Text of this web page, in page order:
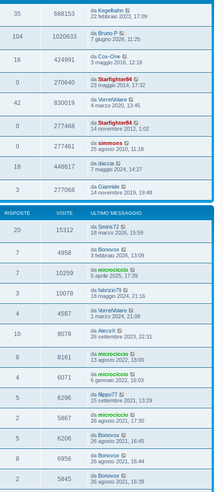
35 688153 da Kegelbahn
22 febbraio 2023, 17:09
104 1020633 da Bruno P
7 giugno 2026, 11:25
16 424991 da Cox-One
3 maggio 2016, 12:18
0 270640 da Starfighter84
23 maggio 2014, 17:32
42 830019 da VorreiVolare
4 marzo 2020, 13:45
0 277468 da Starfighter84
14 novembre 2012, 1:02
0 277461 da simmons
25 agosto 2010, 11:18
18 448617 da daccia
7 maggio 2024, 14:27
3 277068 da Giannide
14 novembre 2019, 19:48
RISPOSTE VISITE ULTIMO MESSAGGIO
20 15312 da Smiris72
18 marzo 2026, 15:59
7 4958 da Bonovox
3 febbraio 2026, 13:09
7 10259 da microciccio
5 aprile 2025, 17:39
3 10078 da fabrizio79
18 maggio 2024, 21:16
4 4587 da VorreiVolare
1 marzo 2024, 21:08
10 8078 da Alecs®
26 settembre 2023, 22:31
8 8161 da microciccio
13 agosto 2022, 18:00
4 6071 da microciccio
6 gennaio 2022, 16:03
5 6296 da filippo77
15 settembre 2021, 13:29
2 5867 da microciccio
26 agosto 2021, 17:30
5 6206 da Bonovox
26 agosto 2021, 16:45
8 6956 da Bonovox
26 agosto 2021, 16:44
2 5845 da Bonovox
26 agosto 2021, 16:39